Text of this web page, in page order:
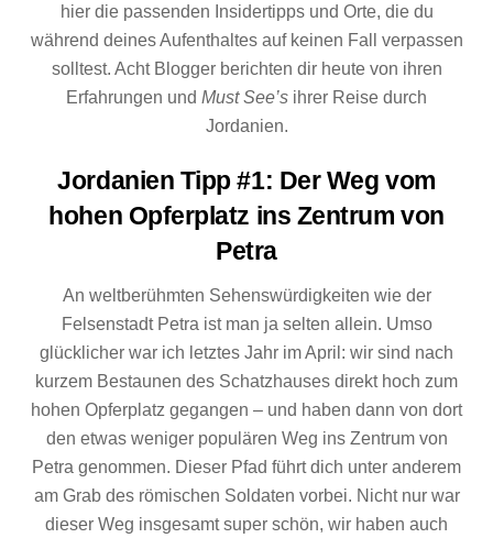
hier die passenden Insidertipps und Orte, die du
während deines Aufenthaltes auf keinen Fall verpassen
solltest. Acht Blogger berichten dir heute von ihren
Erfahrungen und Must See’s ihrer Reise durch
Jordanien.
Jordanien Tipp #1: Der Weg vom
hohen Opferplatz ins Zentrum von
Petra
An weltberühmten Sehenswürdigkeiten wie der
Felsenstadt Petra ist man ja selten allein. Umso
glücklicher war ich letztes Jahr im April: wir sind nach
kurzem Bestaunen des Schatzhauses direkt hoch zum
hohen Opferplatz gegangen – und haben dann von dort
den etwas weniger populären Weg ins Zentrum von
Petra genommen. Dieser Pfad führt dich unter anderem
am Grab des römischen Soldaten vorbei. Nicht nur war
dieser Weg insgesamt super schön, wir haben auch